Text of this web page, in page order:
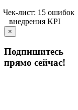
×
Подпишитесь
прямо сейчас!